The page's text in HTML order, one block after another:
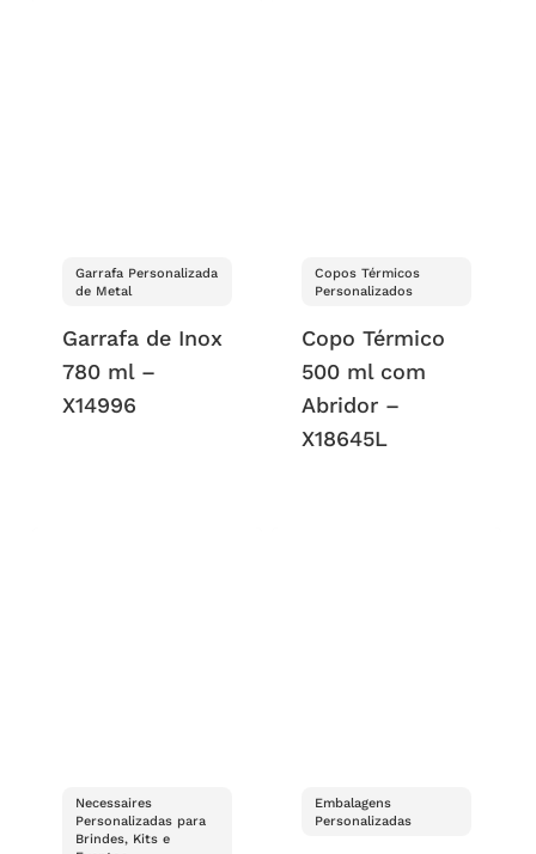
Garrafa Personalizada
de Metal
Garrafa de Inox
780 ml –
X14996
Copos Térmicos
Personalizados
Copo Térmico
500 ml com
Abridor –
X18645L
Necessaires
Personalizadas para
Brindes, Kits e
Embalagens
Personalizadas